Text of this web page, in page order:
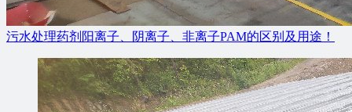
污水处理药剂阳离子、阴离子、非离子PAM的区别及用途！